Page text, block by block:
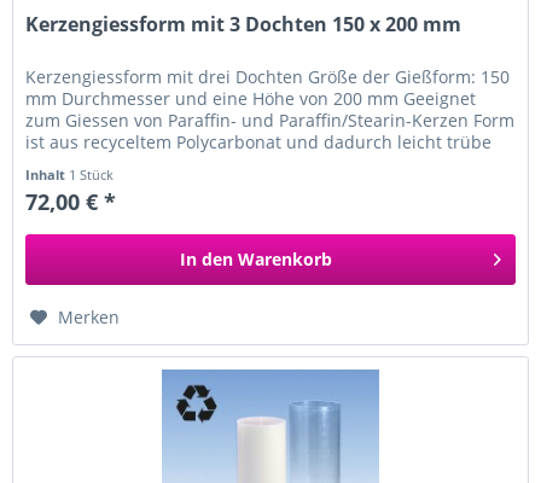
Kerzengiessform mit 3 Dochten 150 x 200 mm
Kerzengiessform mit drei Dochten Größe der Gießform: 150
mm Durchmesser und eine Höhe von 200 mm Geeignet
zum Giessen von Paraffin- und Paraffin/Stearin-Kerzen Form
ist aus recyceltem Polycarbonat und dadurch leicht trübe
Inhalt 1 Stück
72,00 € *
In den Warenkorb
Merken